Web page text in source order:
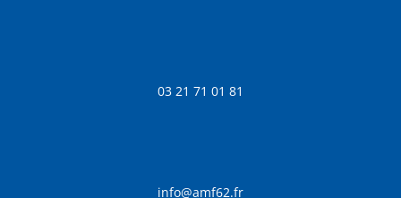
03 21 71 01 81
info@amf62.fr